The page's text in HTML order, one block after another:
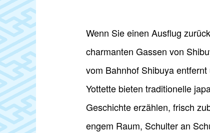
Wenn Sie einen Ausflug
charmanten Gassen von
vom Bahnhof Shibuya
Yottette bieten traditionelle
Geschichte erzählen, frisch
engem Raum, Schulter an